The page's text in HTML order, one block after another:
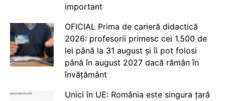
important
OFICIAL Prima de carieră didactică
2026: profesorii primesc cei 1.500 de
lei până la 31 august și îi pot folosi
până în august 2027 dacă rămân în
învățământ
Unici în UE: România este singura țară